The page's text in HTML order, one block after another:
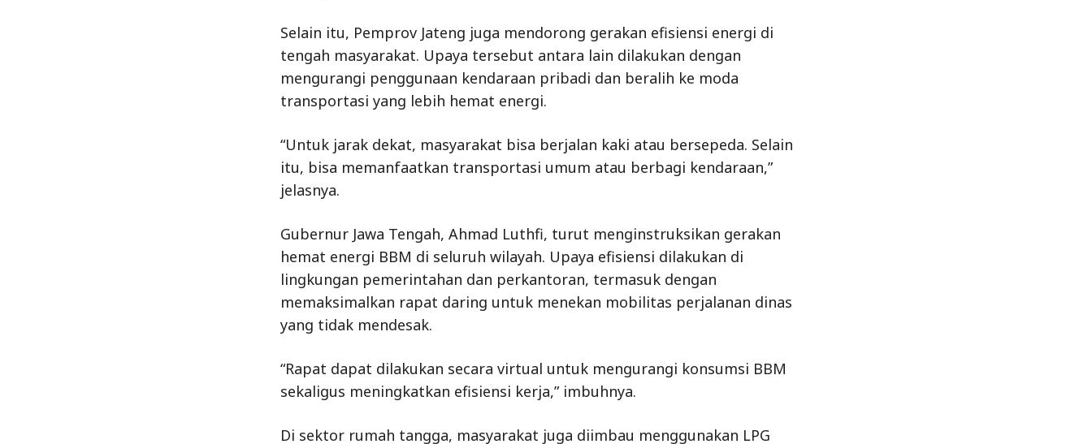
Selain itu, Pemprov Jateng juga mendorong gerakan efisiensi energi di
tengah masyarakat. Upaya tersebut antara lain dilakukan dengan
mengurangi penggunaan kendaraan pribadi dan beralih ke moda
transportasi yang lebih hemat energi.
“Untuk jarak dekat, masyarakat bisa berjalan kaki atau bersepeda. Selain
itu, bisa memanfaatkan transportasi umum atau berbagi kendaraan,”
jelasnya.
Gubernur Jawa Tengah, Ahmad Luthfi, turut menginstruksikan gerakan
hemat energi BBM di seluruh wilayah. Upaya efisiensi dilakukan di
lingkungan pemerintahan dan perkantoran, termasuk dengan
memaksimalkan rapat daring untuk menekan mobilitas perjalanan dinas
yang tidak mendesak.
“Rapat dapat dilakukan secara virtual untuk mengurangi konsumsi BBM
sekaligus meningkatkan efisiensi kerja,” imbuhnya.
Di sektor rumah tangga, masyarakat juga diimbau menggunakan LPG